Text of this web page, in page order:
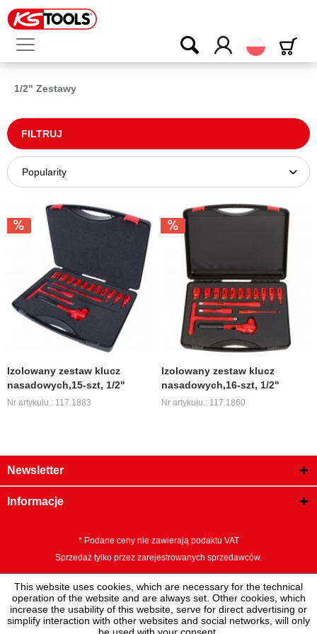
Polski
1/2" Zestawy
FILTRUJ
Izolowany zestaw klucz
nasadowych,15-szt, 1/2"
Nr artykułu.: 117.1883
Izolowany zestaw klucz
nasadowych,16-szt, 1/2"
Nr artykułu.: 117.1860
Newsletter
Informacje
* Podane ceny nie zawierają podaktu VAT
Sprzedaż tylko przez zarejestrowanych sprzedawców.
This website uses cookies, which are necessary for the technical
operation of the website and are always set. Other cookies, which
increase the usability of this website, serve for direct advertising or
simplify interaction with other websites and social networks, will only